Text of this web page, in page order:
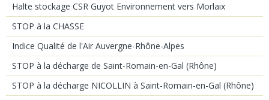
Halte stockage CSR Guyot Environnement vers Morlaix
STOP à la CHASSE
Indice Qualité de l'Air Auvergne-Rhône-Alpes
STOP à la décharge de Saint-Romain-en-Gal (Rhône)
STOP à la décharge NICOLLIN à Saint-Romain-en-Gal (Rhône)